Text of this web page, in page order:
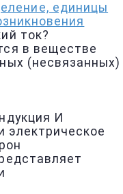
единицы
ток?
в веществе
(несвязанных)
И
электрическое